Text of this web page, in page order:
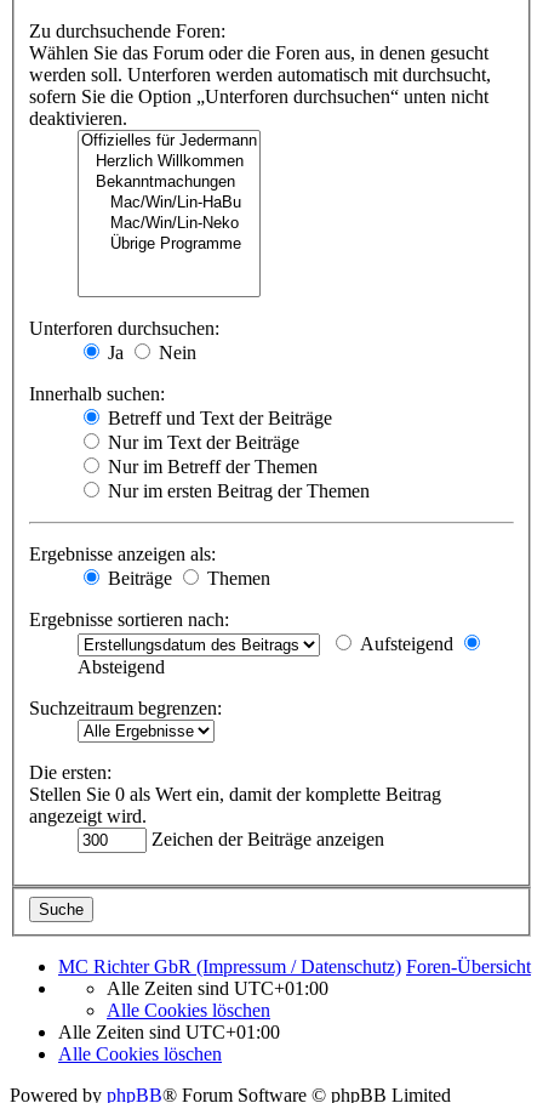
Zu durchsuchende Foren:
Wählen Sie das Forum oder die Foren aus, in denen gesucht
werden soll. Unterforen werden automatisch mit durchsucht,
sofern Sie die Option „Unterforen durchsuchen“ unten nicht
deaktivieren.
Unterforen durchsuchen:
Ja
Nein
Innerhalb suchen:
Betreff und Text der Beiträge
Nur im Text der Beiträge
Nur im Betreff der Themen
Nur im ersten Beitrag der Themen
Ergebnisse anzeigen als:
Beiträge
Themen
Ergebnisse sortieren nach:
Aufsteigend
Absteigend
Suchzeitraum begrenzen:
Die ersten:
Stellen Sie 0 als Wert ein, damit der komplette Beitrag
angezeigt wird.
Zeichen der Beiträge anzeigen
MC Richter GbR (Impressum / Datenschutz) Foren-Übersicht
Alle Zeiten sind UTC+01:00
Alle Cookies löschen
Alle Zeiten sind UTC+01:00
Alle Cookies löschen
Powered by phpBB® Forum Software © phpBB Limited